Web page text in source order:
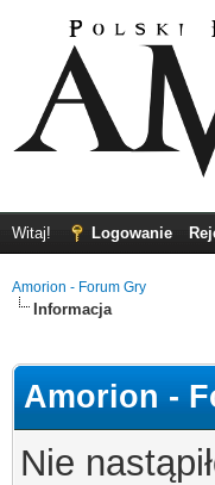
Witaj! Logowanie
Amorion - Forum Gry
Informacja
Amorion -
Nie